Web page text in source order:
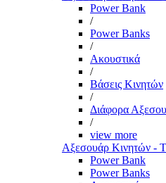
Power Bank
/
Power Banks
/
Ακουστικά
/
Βάσεις Κινητών
/
Διάφορα
/
view more
Αξεσουάρ Κινητών -
Power Bank
Power Banks